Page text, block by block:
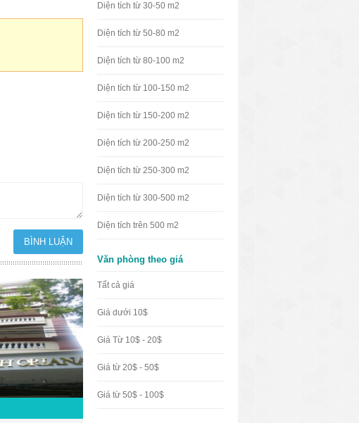
Diện tích từ 30-50 m2
Diện tích từ 50-80 m2
Diện tích từ 80-100 m2
Diện tích từ 100-150 m2
Diện tích từ 150-200 m2
Diện tích từ 200-250 m2
Diện tích từ 250-300 m2
Diện tích từ 300-500 m2
Diện tích trên 500 m2
Văn phòng theo giá
Tất cả giá
Giá dưới 10$
Giá Từ 10$ - 20$
Giá từ 20$ - 50$
Giá từ 50$ - 100$